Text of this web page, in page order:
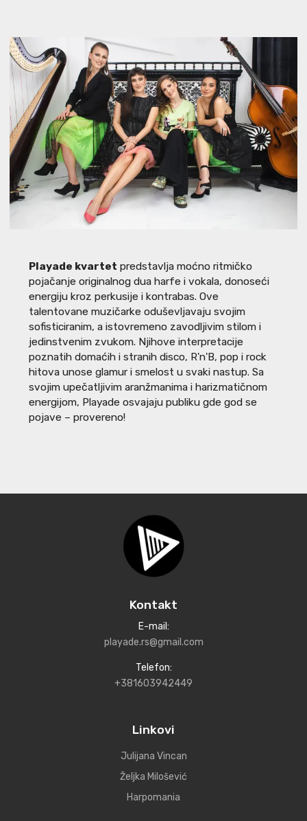
Playade kvartet predstavlja moćno ritmičko
pojačanje originalnog dua harfe i vokala, donoseći
energiju kroz perkusije i kontrabas. Ove
talentovane muzičarke oduševljavaju svojim
sofisticiranim, a istovremeno zavodljivim stilom i
jedinstvenim zvukom. Njihove interpretacije
poznatih domaćih i stranih disco, R'n'B, pop i rock
hitova unose glamur i smelost u svaki nastup. Sa
svojim upečatljivim aranžmanima i harizmatičnom
energijom, Playade osvajaju publiku gde god se
pojave – provereno!
Kontakt
E-mail:
playade.rs@gmail.com
Telefon:
+381603942449
Linkovi
Julijana Vincan
Željka Milošević
Harpomania